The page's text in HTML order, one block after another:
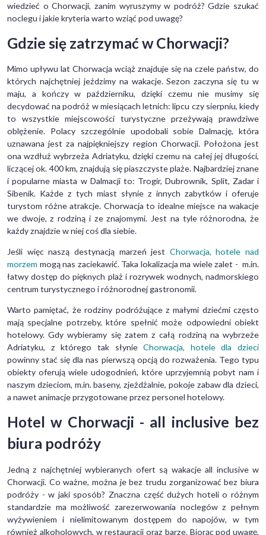
wiedzieć o Chorwacji, zanim wyruszymy w podróż? Gdzie szukać
noclegu i jakie kryteria warto wziąć pod uwagę?
Gdzie się zatrzymać w Chorwacji?
Mimo upływu lat Chorwacja wciąż znajduje się na czele państw, do
których najchętniej jeździmy na wakacje. Sezon zaczyna się tu w
maju, a kończy w październiku, dzięki czemu nie musimy się
decydować na podróż w miesiącach letnich: lipcu czy sierpniu, kiedy
to wszystkie miejscowości turystyczne przeżywają prawdziwe
oblężenie. Polacy szczególnie upodobali sobie Dalmację, która
uznawana jest za najpiękniejszy region Chorwacji. Położona jest
ona wzdłuż wybrzeża Adriatyku, dzięki czemu na całej jej długości,
liczącej ok. 400 km, znajdują się piaszczyste plaże. Najbardziej znane
i popularne miasta w Dalmacji to: Trogir, Dubrownik, Split, Zadar i
Sibenik. Każde z tych miast słynie z innych zabytków i oferuje
turystom różne atrakcje. Chorwacja to idealne miejsce na wakacje
we dwoje, z rodziną i ze znajomymi. Jest na tyle różnorodna, że
każdy znajdzie w niej coś dla siebie.
Jeśli więc naszą destynacją marzeń jest Chorwacja, hotele nad
morzem mogą nas zaciekawić. Taka lokalizacja ma wiele zalet - m.in.
łatwy dostęp do pięknych plaż i rozrywek wodnych, nadmorskiego
centrum turystycznego i różnorodnej gastronomii.
Warto pamiętać, że rodziny podróżujące z małymi dziećmi często
mają specjalne potrzeby, które spełnić może odpowiedni obiekt
hotelowy. Gdy wybieramy się zatem z całą rodziną na wybrzeże
Adriatyku, z którego tak słynieChorwacja, hotele dla dzieci
powinny stać się dla nas pierwszą opcją do rozważenia. Tego typu
obiekty oferują wiele udogodnień, które uprzyjemnią pobyt nam i
naszym dzieciom, m.in. baseny, zjeżdżalnie, pokoje zabaw dla dzieci,
a nawet animacje przygotowane przez personel hotelowy.
Hotel w Chorwacji - all inclusive bez
biura podróży
Jedną z najchętniej wybieranych ofert są wakacje all inclusive w
Chorwacji. Co ważne, można je bez trudu zorganizować bez biura
podróży - w jaki sposób? Znaczna część dużych hoteli o różnym
standardzie ma możliwość zarezerwowania noclegów z pełnym
wyżywieniem i nielimitowanym dostępem do napojów, w tym
również alkoholowych, w restauracji oraz barze. Biorąc pod uwagę,